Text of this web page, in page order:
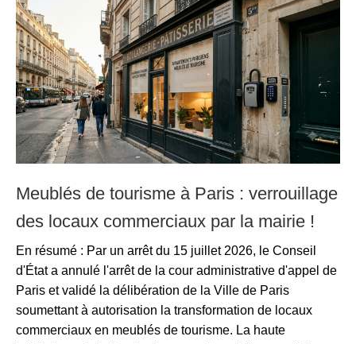
Meublés de tourisme à Paris : verrouillage
des locaux commerciaux par la mairie !
En résumé : Par un arrêt du 15 juillet 2026, le Conseil
d'État a annulé l'arrêt de la cour administrative d'appel de
Paris et validé la délibération de la Ville de Paris
soumettant à autorisation la transformation de locaux
commerciaux en meublés de tourisme. La haute